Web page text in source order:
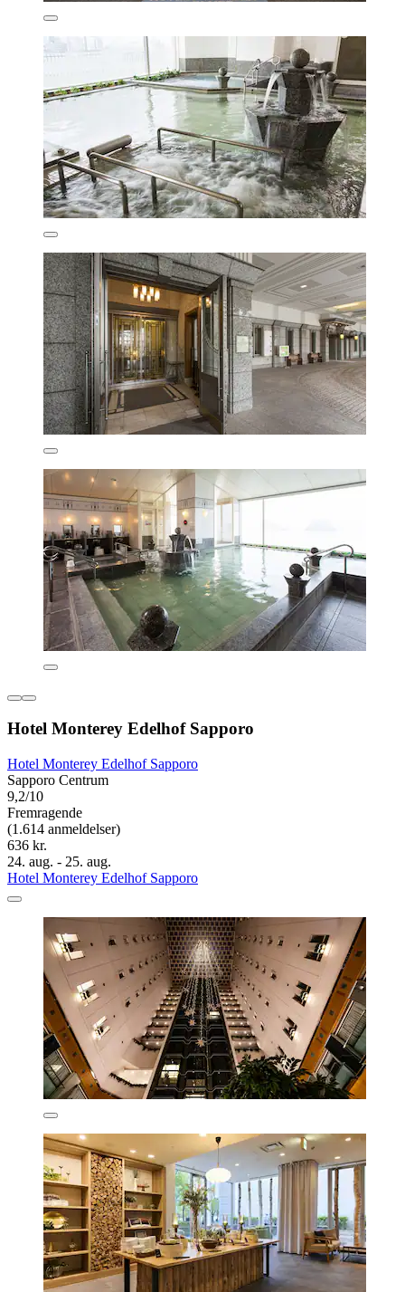
Hotel Monterey Edelhof Sapporo
Hotel Monterey Edelhof Sapporo
Sapporo Centrum
9,2/10
Fremragende
(1.614 anmeldelser)
636 kr.
24. aug. - 25. aug.
Hotel Monterey Edelhof Sapporo